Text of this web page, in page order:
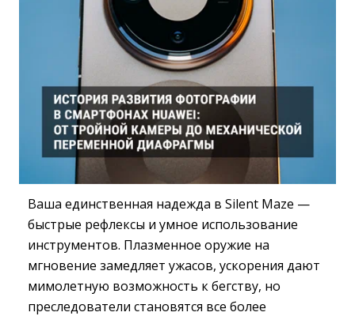
Ваша единственная надежда в Silent Maze —
быстрые рефлексы и умное использование
инструментов. Плазменное оружие на
мгновение замедляет ужасов, ускорения дают
мимолетную возможность к бегству, но
преследователи становятся все более